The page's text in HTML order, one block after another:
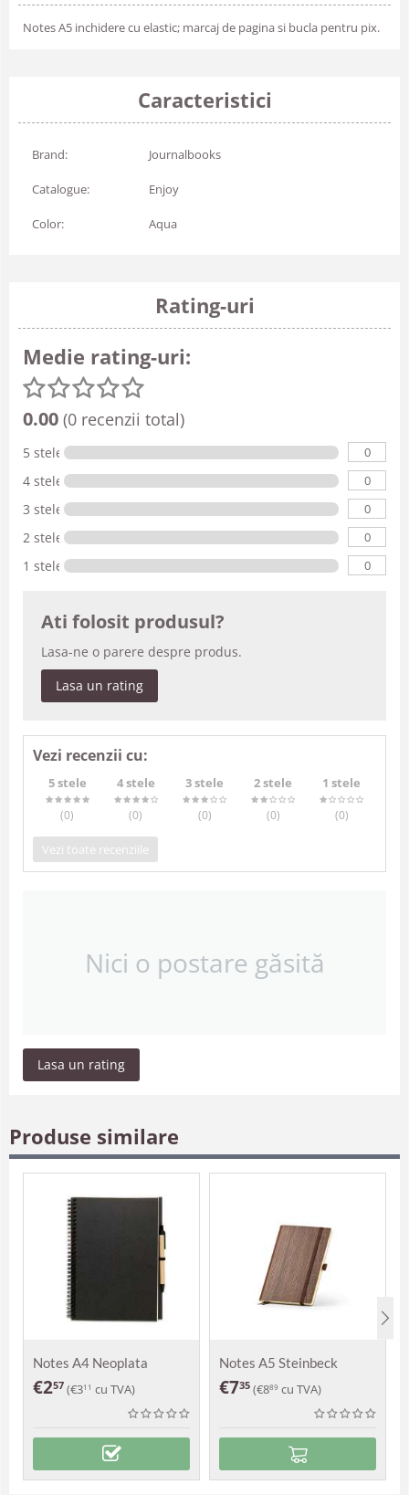
Notes A5 inchidere cu elastic; marcaj de pagina si bucla pentru pix.
Caracteristici
Brand: Journalbooks
Catalogue: Enjoy
Color: Aqua
Rating-uri
Medie rating-uri:
0.00 (0 recenzii total)
5 stele 0
4 stele 0
3 stele 0
2 stele 0
1 stele 0
Ati folosit produsul?
Lasa-ne o parere despre produs.
Lasa un rating
Vezi recenzii cu:
5 stele
(0)
4 stele
(0)
3 stele
(0)
2 stele
(0)
1 stele
(0)
Vezi toate recenziile
Nici o postare găsită
Lasa un rating
Produse similare
Notes A4 Neoplata
€257 (€311 cu TVA)
Notes A5 Steinbeck
€735 (€889 cu TVA)